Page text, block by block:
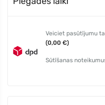
Veiciet pasūtījumu
(0,00 €)
Sūtīšanas